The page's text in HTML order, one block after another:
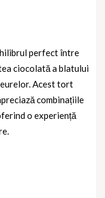
perfect între
ciocolată a blatului
Acest tort
combinațiile
o experiență